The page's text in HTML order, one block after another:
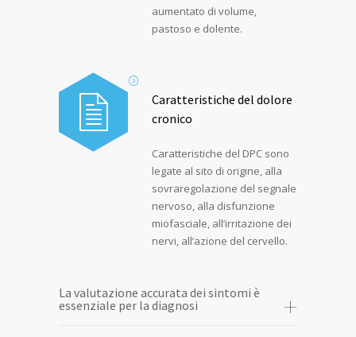
aumentato di volume,
pastoso e dolente.
Caratteristiche del dolore
cronico
Caratteristiche del DPC sono
legate al sito di origine, alla
sovraregolazione del segnale
nervoso, alla disfunzione
miofasciale, all’irritazione dei
nervi, all’azione del cervello.
La valutazione accurata dei sintomi è
essenziale per la diagnosi